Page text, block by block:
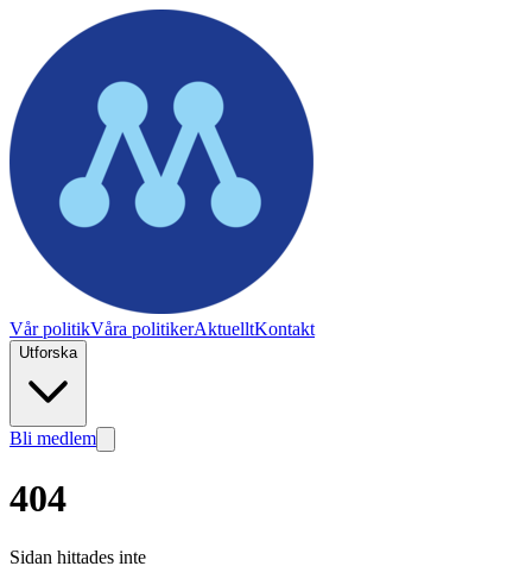
Vår politikVåra politikerAktuelltKontakt
Utforska
Bli medlem
404
Sidan hittades inte